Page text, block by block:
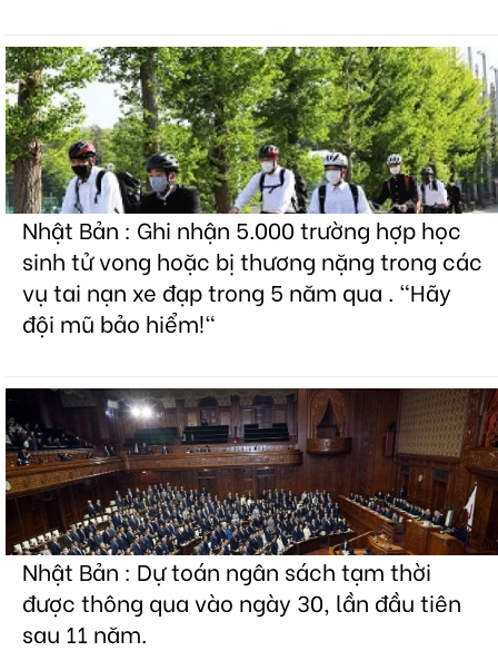
Nhật Bản : Ghi nhận 5.000 trường hợp học
sinh tử vong hoặc bị thương nặng trong các
vụ tai nạn xe đạp trong 5 năm qua . "Hãy
đội mũ bảo hiểm!"
Nhật Bản : Dự toán ngân sách tạm thời
được thông qua vào ngày 30, lần đầu tiên
sau 11 năm.